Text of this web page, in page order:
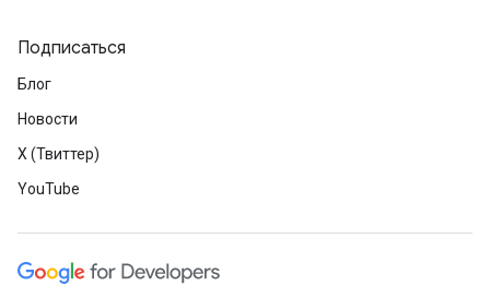
Подписаться
Блог
Новости
X (Твиттер)
YouTube